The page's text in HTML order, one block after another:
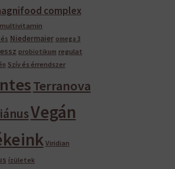
complex
multivitamin
Niedermaier omega 3
probiotikum regulat
Szív és érrendszer
Terranova
Vegán
Viridian
ízületek